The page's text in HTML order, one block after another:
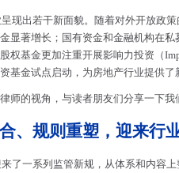
现出若干新面貌。随着对外开放政
显著增长；国有资金和金融机构在
权基金更加注重开展影响力投资（
基金试点启动，为房地产行业提供
师的视角，与读者朋友们分享一下
、规则重塑，迎来行
了一系列监管新规，从体系和内容